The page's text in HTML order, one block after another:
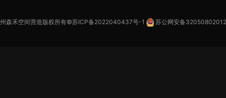
森禾空间营造版权所有©苏ICP备2022040437号-1 苏公网安备